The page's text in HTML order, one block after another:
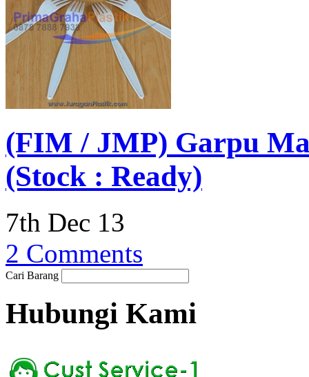
(FIM / JMP) Garpu
(Stock : Ready)
7th Dec 13
2 Comments
Cari Barang
Hubungi Kami